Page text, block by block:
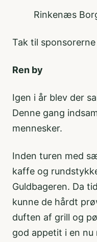
Rinkenæs
Tak til
Ren by
Igen i år blev der
Denne gang
mennesker.
Inden turen med
kaffe og
Guldbageren. Da
kunne de hårdt
duften af grill og
god appetit i en nu